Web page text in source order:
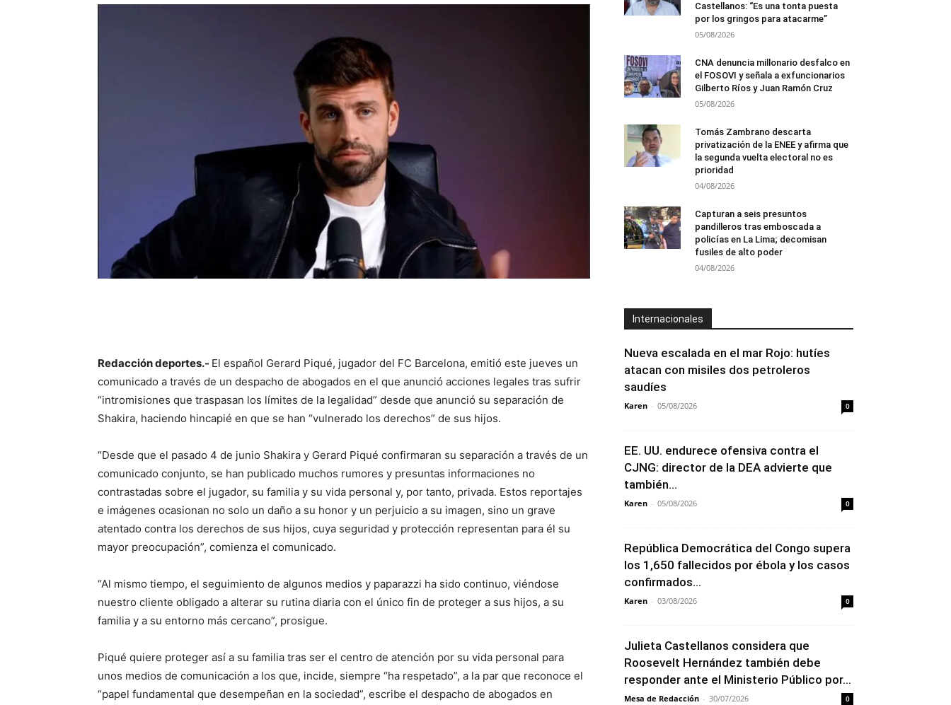
Redacción deportes.- El español Gerard Piqué, jugador del FC Barcelona, emitió este jueves un
comunicado a través de un despacho de abogados en el que anunció acciones legales tras sufrir
“intromisiones que traspasan los límites de la legalidad” desde que anunció su separación de
Shakira, haciendo hincapié en que se han “vulnerado los derechos” de sus hijos.
“Desde que el pasado 4 de junio Shakira y Gerard Piqué confirmaran su separación a través de un
comunicado conjunto, se han publicado muchos rumores y presuntas informaciones no
contrastadas sobre el jugador, su familia y su vida personal y, por tanto, privada. Estos reportajes
e imágenes ocasionan no solo un daño a su honor y un perjuicio a su imagen, sino un grave
atentado contra los derechos de sus hijos, cuya seguridad y protección representan para él su
mayor preocupación”, comienza el comunicado.
“Al mismo tiempo, el seguimiento de algunos medios y paparazzi ha sido continuo, viéndose
nuestro cliente obligado a alterar su rutina diaria con el único fin de proteger a sus hijos, a su
familia y a su entorno más cercano”, prosigue.
Piqué quiere proteger así a su familia tras ser el centro de atención por su vida personal para
unos medios de comunicación a los que, incide, siempre “ha respetado”, a la par que reconoce el
“papel fundamental que desempeñan en la sociedad”, escribe el despacho de abogados en
Castellanos: “Es una tonta puesta
por los gringos para atacarme”
05/08/2026
CNA denuncia millonario desfalco en
el FOSOVI y señala a exfuncionarios
Gilberto Ríos y Juan Ramón Cruz
05/08/2026
Tomás Zambrano descarta
privatización de la ENEE y afirma que
la segunda vuelta electoral no es
prioridad
04/08/2026
Capturan a seis presuntos
pandilleros tras emboscada a
policías en La Lima; decomisan
fusiles de alto poder
04/08/2026
Internacionales
Nueva escalada en el mar Rojo: hutíes
atacan con misiles dos petroleros
saudíes
Karen - 05/08/2026 0
EE. UU. endurece ofensiva contra el
CJNG: director de la DEA advierte que
también...
Karen - 05/08/2026 0
República Democrática del Congo supera
los 1,650 fallecidos por ébola y los casos
confirmados...
Karen - 03/08/2026 0
Julieta Castellanos considera que
Roosevelt Hernández también debe
responder ante el Ministerio Público por...
Mesa de Redacción - 30/07/2026 0